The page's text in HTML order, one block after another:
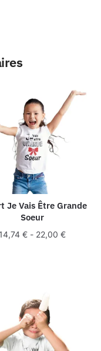
Je Vais Être Grande
Soeur
14,74 €- 22,00 €